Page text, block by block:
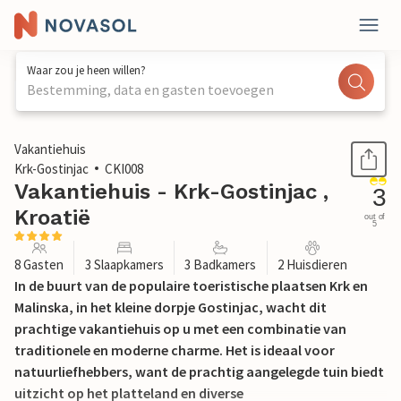
Waar zou je heen willen?
Bestemming, data en gasten toevoegen
1 / 47
Vakantiehuis
Krk-Gostinjac
CKI008
Vakantiehuis - Krk-Gostinjac ,
Kroatië
3
out of
5
8 Gasten 3 Slaapkamers 3 Badkamers 2 Huisdieren
In de buurt van de populaire toeristische plaatsen Krk en
Malinska, in het kleine dorpje Gostinjac, wacht dit
prachtige vakantiehuis op u met een combinatie van
traditionele en moderne charme. Het is ideaal voor
natuurliefhebbers, want de prachtig aangelegde tuin biedt
uitzicht op het platteland en diverse